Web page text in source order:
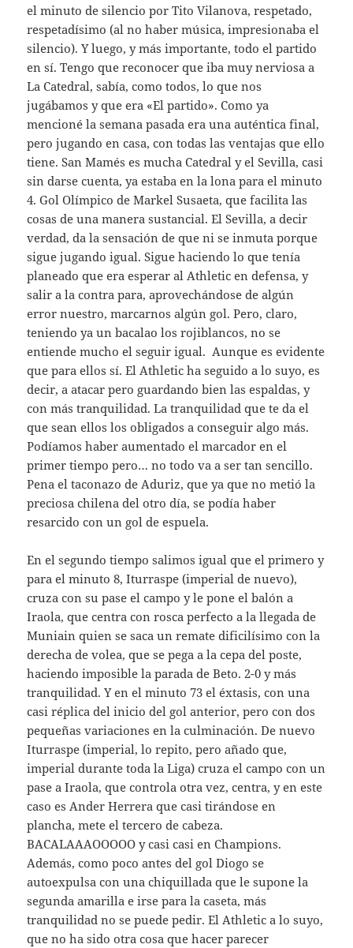
el minuto de silencio por Tito Vilanova, respetado,
respetadísimo (al no haber música, impresionaba el
silencio). Y luego, y más importante, todo el partido
en sí. Tengo que reconocer que iba muy nerviosa a
La Catedral, sabía, como todos, lo que nos
jugábamos y que era «El partido». Como ya
mencioné la semana pasada era una auténtica final,
pero jugando en casa, con todas las ventajas que ello
tiene. San Mamés es mucha Catedral y el Sevilla, casi
sin darse cuenta, ya estaba en la lona para el minuto
4. Gol Olímpico de Markel Susaeta, que facilita las
cosas de una manera sustancial. El Sevilla, a decir
verdad, da la sensación de que ni se inmuta porque
sigue jugando igual. Sigue haciendo lo que tenía
planeado que era esperar al Athletic en defensa, y
salir a la contra para, aprovechándose de algún
error nuestro, marcarnos algún gol. Pero, claro,
teniendo ya un bacalao los rojiblancos, no se
entiende mucho el seguir igual. Aunque es evidente
que para ellos sí. El Athletic ha seguido a lo suyo, es
decir, a atacar pero guardando bien las espaldas, y
con más tranquilidad. La tranquilidad que te da el
que sean ellos los obligados a conseguir algo más.
Podíamos haber aumentado el marcador en el
primer tiempo pero… no todo va a ser tan sencillo.
Pena el taconazo de Aduriz, que ya que no metió la
preciosa chilena del otro día, se podía haber
resarcido con un gol de espuela.
En el segundo tiempo salimos igual que el primero y
para el minuto 8, Iturraspe (imperial de nuevo),
cruza con su pase el campo y le pone el balón a
Iraola, que centra con rosca perfecto a la llegada de
Muniain quien se saca un remate dificilísimo con la
derecha de volea, que se pega a la cepa del poste,
haciendo imposible la parada de Beto. 2-0 y más
tranquilidad. Y en el minuto 73 el éxtasis, con una
casi réplica del inicio del gol anterior, pero con dos
pequeñas variaciones en la culminación. De nuevo
Iturraspe (imperial, lo repito, pero añado que,
imperial durante toda la Liga) cruza el campo con un
pase a Iraola, que controla otra vez, centra, y en este
caso es Ander Herrera que casi tirándose en
plancha, mete el tercero de cabeza.
BACALAAAOOOOO y casi casi en Champions.
Además, como poco antes del gol Diogo se
autoexpulsa con una chiquillada que le supone la
segunda amarilla e irse para la caseta, más
tranquilidad no se puede pedir. El Athletic a lo suyo,
que no ha sido otra cosa que hacer parecer